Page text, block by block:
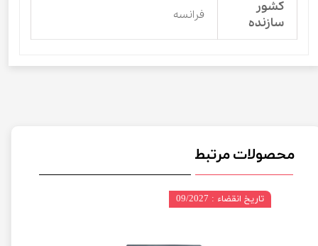
کشور
سازنده
فرانسه
محصولات مرتبط
تاریخ انقضاء : 09/2027